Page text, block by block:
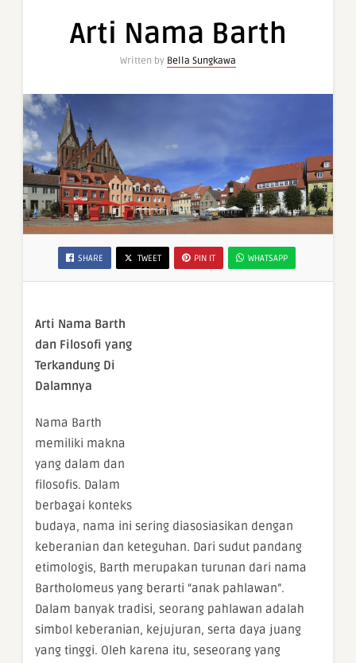
Arti Nama Barth
Written by Bella Sungkawa
SHARE TWEET PIN IT WHATSAPP
Arti Nama Barth
dan Filosofi yang
Terkandung Di
Dalamnya
Nama Barth
memiliki makna
yang dalam dan
filosofis. Dalam
berbagai konteks
budaya, nama ini sering diasosiasikan dengan
keberanian dan keteguhan. Dari sudut pandang
etimologis, Barth merupakan turunan dari nama
Bartholomeus yang berarti “anak pahlawan”.
Dalam banyak tradisi, seorang pahlawan adalah
simbol keberanian, kejujuran, serta daya juang
yang tinggi. Oleh karena itu, seseorang yang